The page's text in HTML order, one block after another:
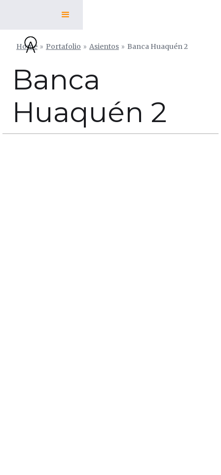
Home » Portafolio » Asientos » Banca Huaquén 2
Banca
Huaquén 2